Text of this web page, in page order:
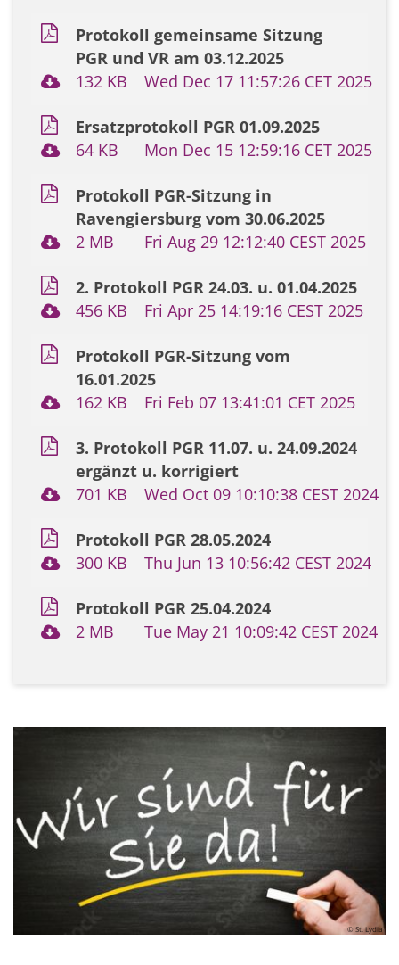
Protokoll gemeinsame Sitzung
PGR und VR am 03.12.2025
132 KB
Wed Dec 17 11:57:26 CET 2025
Ersatzprotokoll PGR 01.09.2025
64 KB
Mon Dec 15 12:59:16 CET 2025
Protokoll PGR-Sitzung in
Ravengiersburg vom 30.06.2025
2 MB
Fri Aug 29 12:12:40 CEST 2025
2. Protokoll PGR 24.03. u. 01.04.2025
456 KB
Fri Apr 25 14:19:16 CEST 2025
Protokoll PGR-Sitzung vom
16.01.2025
162 KB
Fri Feb 07 13:41:01 CET 2025
3. Protokoll PGR 11.07. u. 24.09.2024
ergänzt u. korrigiert
701 KB
Wed Oct 09 10:10:38 CEST 2024
Protokoll PGR 28.05.2024
300 KB
Thu Jun 13 10:56:42 CEST 2024
Protokoll PGR 25.04.2024
2 MB
Tue May 21 10:09:42 CEST 2024
© St. Lydia